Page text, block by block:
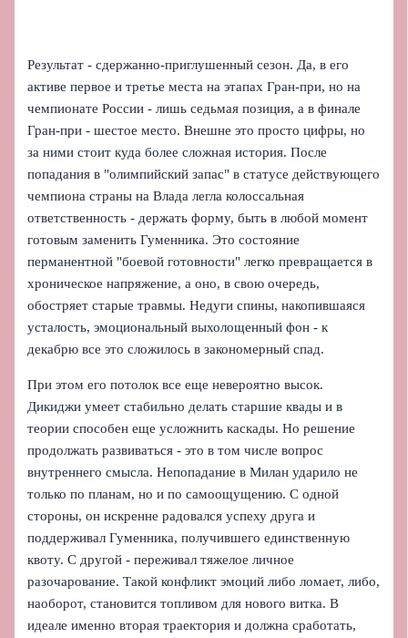
Результат - сдержанно-приглушенный сезон. Да, в его
активе первое и третье места на этапах Гран-при, но на
чемпионате России - лишь седьмая позиция, а в финале
Гран-при - шестое место. Внешне это просто цифры, но
за ними стоит куда более сложная история. После
попадания в "олимпийский запас" в статусе действующего
чемпиона страны на Влада легла колоссальная
ответственность - держать форму, быть в любой момент
готовым заменить Гуменника. Это состояние
перманентной "боевой готовности" легко превращается в
хроническое напряжение, а оно, в свою очередь,
обостряет старые травмы. Недуги спины, накопившаяся
усталость, эмоциональный выхолощенный фон - к
декабрю все это сложилось в закономерный спад.
При этом его потолок все еще невероятно высок.
Дикиджи умеет стабильно делать старшие квады и в
теории способен еще усложнить каскады. Но решение
продолжать развиваться - это в том числе вопрос
внутреннего смысла. Непопадание в Милан ударило не
только по планам, но и по самоощущению. С одной
стороны, он искренне радовался успеху друга и
поддерживал Гуменника, получившего единственную
квоту. С другой - переживал тяжелое личное
разочарование. Такой конфликт эмоций либо ломает, либо,
наоборот, становится топливом для нового витка. В
идеале именно вторая траектория и должна сработать,